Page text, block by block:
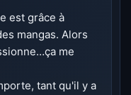
est grâce à
mangas. Alors
me
tant qu'il y a